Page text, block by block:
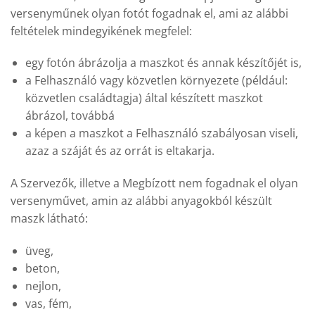
versenyműnek olyan fotót fogadnak el, ami az alábbi
feltételek mindegyikének megfelel:
egy fotón ábrázolja a maszkot és annak készítőjét is,
a Felhasználó vagy közvetlen környezete (például:
közvetlen családtagja) által készített maszkot
ábrázol, továbbá
a képen a maszkot a Felhasználó szabályosan viseli,
azaz a száját és az orrát is eltakarja.
A Szervezők, illetve a Megbízott nem fogadnak el olyan
versenyművet, amin az alábbi anyagokból készült
maszk látható:
üveg,
beton,
nejlon,
vas, fém,